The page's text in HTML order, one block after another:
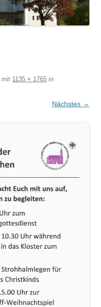
mit 1135 × 1765 in
Nächstes →